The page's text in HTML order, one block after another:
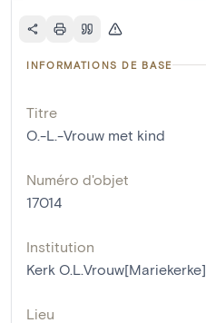
INFORMATIONS DE BASE
Titre
O.-L.-Vrouw met kind
Numéro d'objet
17014
Institution
Kerk O.L.Vrouw[Mariekerke]
Lieu